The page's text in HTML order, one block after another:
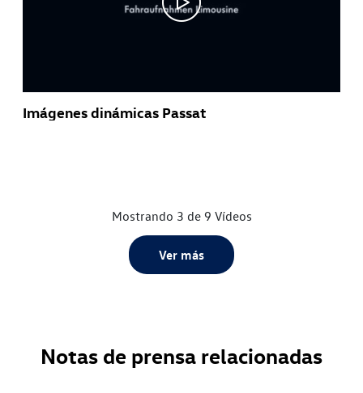
Imágenes dinámicas Passat
Mostrando 3 de 9 Vídeos
Ver más
Notas de prensa relacionadas